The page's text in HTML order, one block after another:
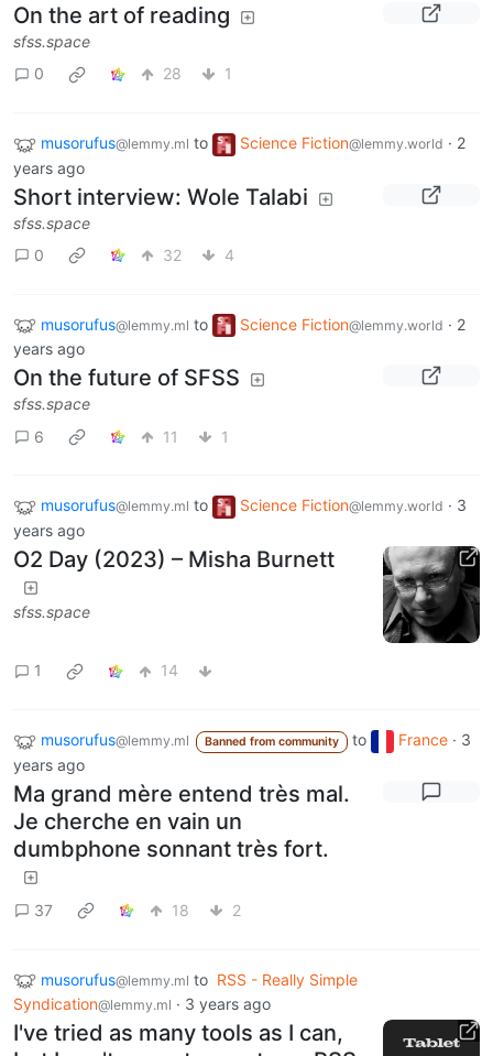
On the art of reading
sfss.space
0
28 1
musorufus@lemmy.ml to Science Fiction@lemmy.world · 2
years ago
Short interview: Wole Talabi
sfss.space
0
32 4
musorufus@lemmy.ml to Science Fiction@lemmy.world · 2
years ago
On the future of SFSS
sfss.space
6
11 1
musorufus@lemmy.ml to Science Fiction@lemmy.world · 3
years ago
O2 Day (2023) – Misha Burnett
sfss.space
1 14
musorufus@lemmy.ml Banned from community to France· 3
years ago
Ma grand mère entend très mal.
Je cherche en vain un
dumbphone sonnant très fort.
37 18 2
musorufus@lemmy.ml to RSS - Really Simple
Syndication@lemmy.ml · 3 years ago
I've tried as many tools as I can,